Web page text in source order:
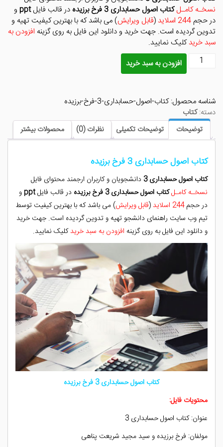
بود. است.
نسخـه کامـل کتاب اصول حسابداری 3 فرخ برزیده در قالب فایلppt و
در حجم244 اسلاید (قابل ویرایش) می باشد که با بهترین کیفیت تهیه و
تدوین گردیده است. جهت خرید و دانلود این فایل به روی گزینه افزودن به
سبد خریدکلیک نمایید.
کتاب
فرخ
برزیده
عدد
افزودن به سبد خرید
شناسه محصول:کتاب-اصول-حسابداری-3-فرخ-برزیده
دسته:کتاب
توضیحات توضیحات تکمیلی نظرات (0) محصولات بیشتر
کتاب اصول حسابداری 3 فرخ برزیده
کتاب اصول حسابداری 3 دانشجویان و کاربران ارجمند محتوای فایل
نسخـه کامـلکتاب اصول حسابداری 3 فرخ برزیده در قالب فایلpptو
در حجم244 اسلاید (قابل ویرایش) می باشد که با بهترین کیفیت توسط
تیم وب سایت راهنمای دانشجو تهیه و تدوین گردیده است. جهت خرید
و دانلود این فایل به روی گزینه افزودن به سبد خریدکلیک نمایید.
کتاب اصول حسابداری 3 فرخ برزیده
محتویات فایل:
عنوان: کتاب اصول حسابداری 3
مولفان: فرخ برزیده و سید مجید شریعت پناهی